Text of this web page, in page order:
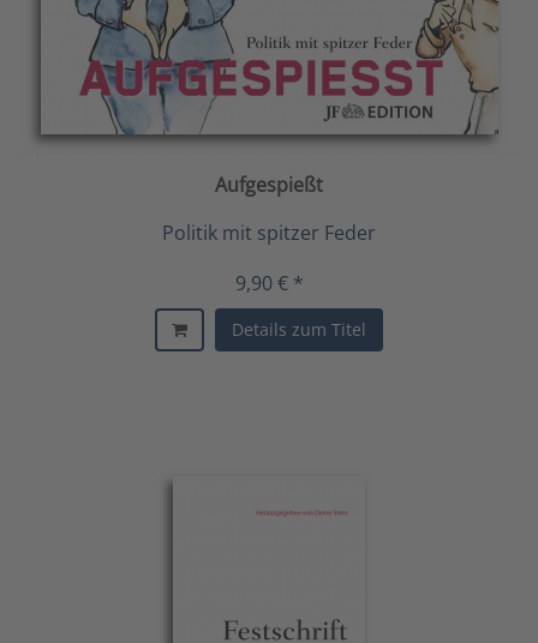
Aufgespießt
Politik mit spitzer Feder
9,90 € *
Details zum Titel